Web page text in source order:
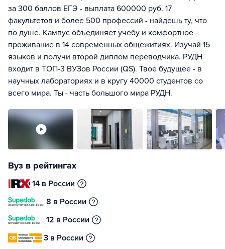
за 300 баллов ЕГЭ - выплата 600000 руб. 17
факультетов и более 500 профессий - найдешь ту, что
по душе. Кампус объединяет учебу и комфортное
проживание в 14 современных общежитиях. Изучай 15
языков и получи второй диплом переводчика. РУДН
входит в ТОП-3 ВУЗов России (QS). Твое будущее - в
научных лабораториях и в кругу 40000 студентов со
всего мира. Ты - часть большого мира РУДН.
Вуз в рейтингах
14 в России
8 в России
12 в России
3 в России